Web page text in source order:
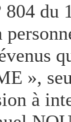
du
»,
à